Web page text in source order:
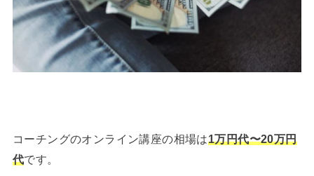
コーチングのオンライン講座の相場は1万円代〜20万円
代です。